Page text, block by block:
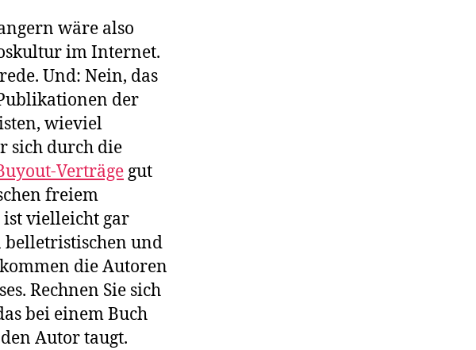
wäre also
im Internet.
Und: Nein, das
der
wieviel
sich durch die
Verträge gut
freiem
ist vielleicht gar
belletristischen und
die Autoren
Rechnen Sie sich
bei einem Buch
Autor taugt.